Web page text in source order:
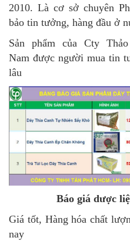
2010. Là cơ sở chuyên
bảo tin tưởng, hàng đầu ở
Sản phẩm của Cty
Nam được người mua tin
lâu
Báo giá dược
Giá tốt, Hàng hóa chất
nay